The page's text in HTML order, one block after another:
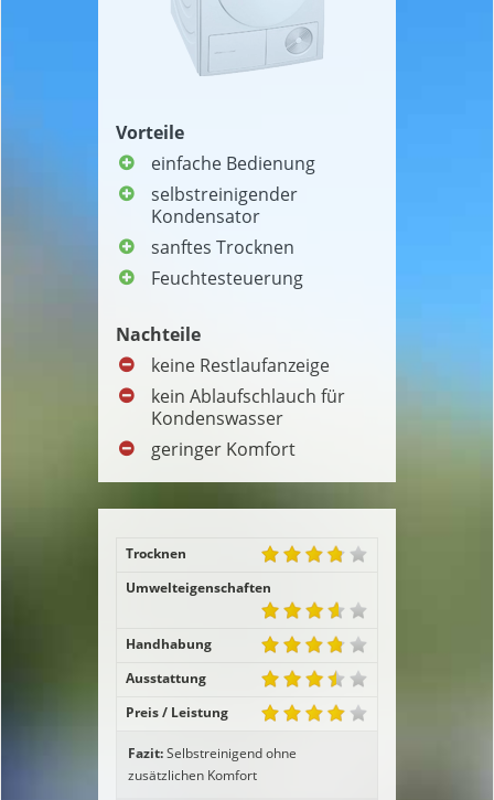
Vorteile
einfache Bedienung
selbstreinigender
Kondensator
sanftes Trocknen
Feuchtesteuerung
Nachteile
keine Restlaufanzeige
kein Ablaufschlauch für
Kondenswasser
geringer Komfort
Trocknen
Umwelteigenschaften
Handhabung
Ausstattung
Preis / Leistung
Fazit:Selbstreinigend ohne
zusätzlichen Komfort